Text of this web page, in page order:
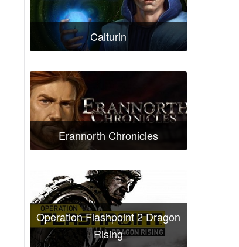
Calturin
Erannorth Chronicles
Operation Flashpoint 2 Dragon
Rising